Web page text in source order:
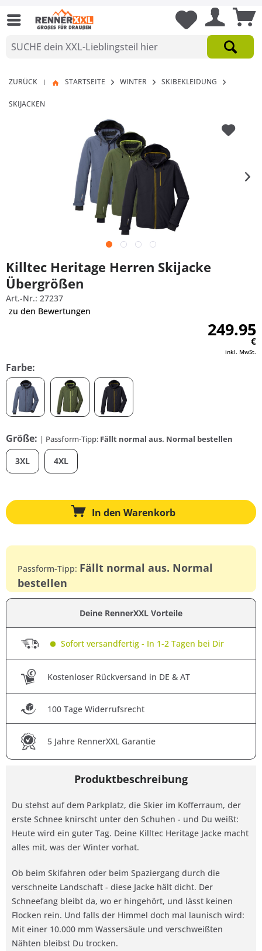
ZURÜCK | STARTSEITE WINTER SKIBEKLEIDUNG
SKIJACKEN
Killtec Heritage Herren Skijacke
Übergrößen
Art.-Nr.: 27237
zu den Bewertungen
249.95
€
inkl. MwSt.
Farbe:
Größe: | Passform-Tipp: Fällt normal aus. Normal bestellen
3XL 4XL
In den Warenkorb
Passform-Tipp: Fällt normal aus. Normal
bestellen
Deine RennerXXL Vorteile
Sofort versandfertig - In 1-2 Tagen bei Dir
Kostenloser Rückversand in DE & AT
100 Tage Widerrufsrecht
5 Jahre RennerXXL Garantie
Produktbeschreibung
Du stehst auf dem Parkplatz, die Skier im Kofferraum, der
erste Schnee knirscht unter den Schuhen - und Du weißt:
Heute wird ein guter Tag. Deine Killtec Heritage Jacke macht
alles mit, was der Winter vorhat.
Ob beim Skifahren oder beim Spaziergang durch die
verschneite Landschaft - diese Jacke hält dicht. Der
Schneefang bleibt da, wo er hingehört, und lässt keinen
Flocken rein. Und falls der Himmel doch mal launisch wird:
Mit einer 10.000 mm Wassersäule und verschweißten
Nähten bleibst Du trocken.